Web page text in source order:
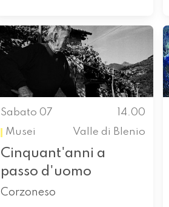
Sabato 07
14.00
Musei
Valle di Blenio
Cinquant'anni a
passo d'uomo
Corzoneso